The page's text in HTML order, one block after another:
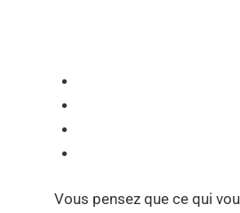
Vous pensez que ce qui